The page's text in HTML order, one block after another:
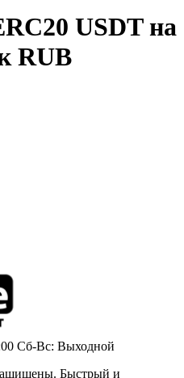
USDT на
RUB
Сб-Вс: Выходной
Быстрый и